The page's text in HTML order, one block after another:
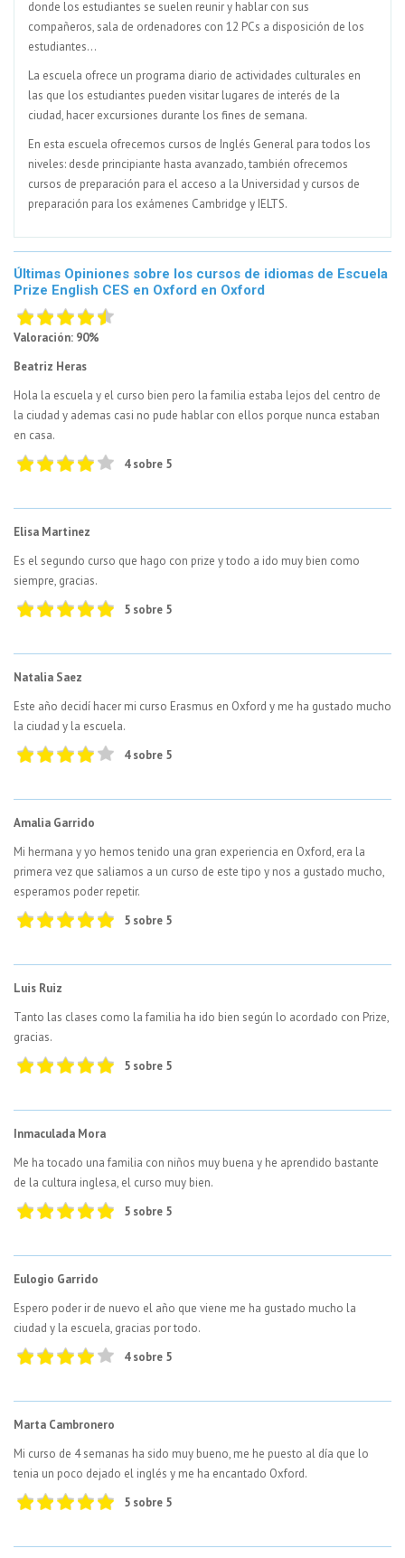
donde los estudiantes se suelen reunir y hablar con sus
compañeros, sala de ordenadores con 12 PCs a disposición de los
estudiantes...
La escuela ofrece un programa diario de actividades culturales en
las que los estudiantes pueden visitar lugares de interés de la
ciudad, hacer excursiones durante los fines de semana.
En esta escuela ofrecemos cursos de Inglés General para todos los
niveles: desde principiante hasta avanzado, también ofrecemos
cursos de preparación para el acceso a la Universidad y cursos de
preparación para los exámenes Cambridge y IELTS.
Últimas Opiniones sobre los cursos de idiomas de Escuela
Prize English CES en Oxford en Oxford
Valoración: 90%
Beatriz Heras
Hola la escuela y el curso bien pero la familia estaba lejos del centro de
la ciudad y ademas casi no pude hablar con ellos porque nunca estaban
en casa.
4 sobre 5
Elisa Martinez
Es el segundo curso que hago con prize y todo a ido muy bien como
siempre, gracias.
5 sobre 5
Natalia Saez
Este año decidí hacer mi curso Erasmus en Oxford y me ha gustado mucho
la ciudad y la escuela.
4 sobre 5
Amalia Garrido
Mi hermana y yo hemos tenido una gran experiencia en Oxford, era la
primera vez que saliamos a un curso de este tipo y nos a gustado mucho,
esperamos poder repetir.
5 sobre 5
Luis Ruiz
Tanto las clases como la familia ha ido bien según lo acordado con Prize,
gracias.
5 sobre 5
Inmaculada Mora
Me ha tocado una familia con niños muy buena y he aprendido bastante
de la cultura inglesa, el curso muy bien.
5 sobre 5
Eulogio Garrido
Espero poder ir de nuevo el año que viene me ha gustado mucho la
ciudad y la escuela, gracias por todo.
4 sobre 5
Marta Cambronero
Mi curso de 4 semanas ha sido muy bueno, me he puesto al día que lo
tenia un poco dejado el inglés y me ha encantado Oxford.
5 sobre 5